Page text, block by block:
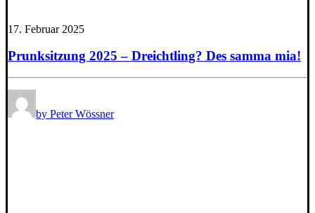
17. Februar 2025
Prunksitzung 2025 – Dreichtling? Des samma mia!
by Peter Wössner